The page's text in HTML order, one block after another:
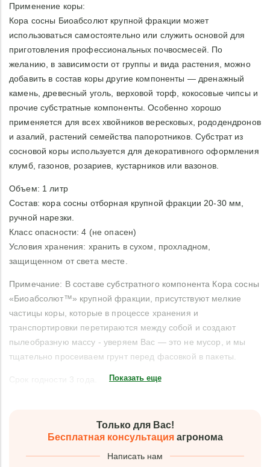
Применение коры:
Кора сосны Биоабсолют крупной фракции может
использоваться самостоятельно или служить основой для
приготовления профессиональных почвосмесей. По
желанию, в зависимости от группы и вида растения, можно
добавить в состав коры другие компоненты — дренажный
камень, древесный уголь, верховой торф, кокосовые чипсы и
прочие субстратные компоненты. Особенно хорошо
применяется для всех хвойников вересковых, рододендронов
и азалий, растений семейства папоротников. Субстрат из
сосновой коры используется для декоративного оформления
клумб, газонов, розариев, кустарников или вазонов.
Объем: 1 литр
Состав: кора сосны отборная крупной фракции 20-30 мм,
ручной нарезки.
Класс опасности: 4 (не опасен)
Условия хранения: хранить в сухом, прохладном,
защищенном от света месте.
Примечание: В составе субстратного компонента Кора сосны
«Биоабсолют™» крупной фракции, присутствуют мелкие
частицы коры, которые в процессе хранения и
транспортировки перетираются между собой и создают
пылеобразную массу - уверяем Вас — это не мусор, и мы
тщательно просеиваем грунт перед фасовкой в пакеты.
Показать еще
Только для Вас!
Бесплатная консультацияагронома
Написать нам